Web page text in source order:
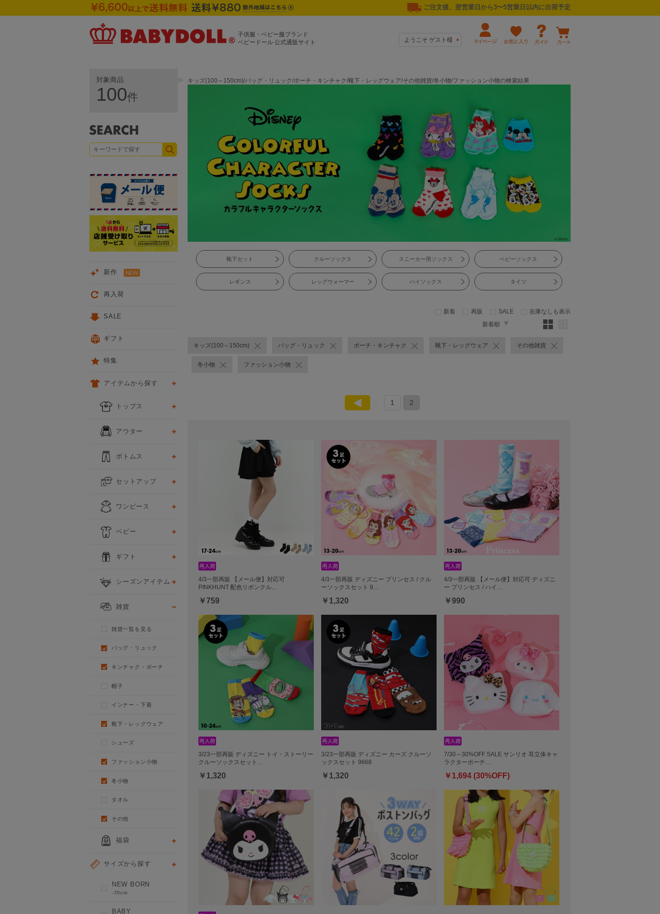
ご注文後、翌営業日から3〜5営業日以内に出荷予定
子供服・ベビー服ブランド
ベビードール 公式通販サイト
ようこそ ゲスト様
キッズ(100～150cm)/バッグ・リュック/ポーチ・キンチャク/靴下・レッグウェア/その他雑貨/冬小物/ファッション小物の検索結果
靴下セット クルーソックス スニーカー用ソックス ベビーソックス
レギンス レッグウォーマー ハイソックス タイツ
新着 再販 SALE
在庫なしも表示
新着順
キッズ(100～150cm) バッグ・リュック ポーチ・キンチャク 靴下・レッグウェア その他雑貨
冬小物 ファッション小物
前 1 2
4/3一部再販 【メール便】対応可
PINKHUNT 配色リボンクル…
￥759
4/3一部再販 ディズニー プリンセス / クル
ーソックスセット 9…
￥1,320
4/3一部再販 【メール便】対応可 ディズニ
ー プリンセス / ハイ…
￥990
3/23一部再販 ディズニー トイ・ストーリー
クルーソックスセット…
￥1,320
3/23一部再販 ディズニー カーズ クルーソ
ックスセット 9668
￥1,320
7/30～30%OFF SALE サンリオ 耳立体キャ
ラクターポーチ…
￥1,694 (30%OFF)
対象商品
100件
新作
再入荷
SALE
ギフト
特集
アイテムから探す
トップス
アウター
ボトムス
セットアップ
ワンピース
ベビー
ギフト
シーズンアイテム
雑貨
雑貨一覧を見る
バッグ・リュック
キンチャク・ポーチ
帽子
インナー・下着
靴下・レッグウェア
シューズ
ファッション小物
冬小物
タオル
その他
福袋
サイズから探す
NEW BORN
-70cm
BABY